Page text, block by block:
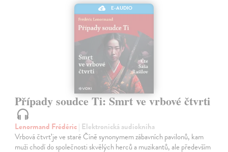
E-AUDIO
Případy soudce Ti: Smrt ve vrbové čtvrti
Lenormand Frédéric| Elektronická audiokniha
Vrbová čtvrť je ve staré Číně synonymem zábavních pavilonů, kam
muži chodí do společnosti skvělých herců a muzikantů, ale především